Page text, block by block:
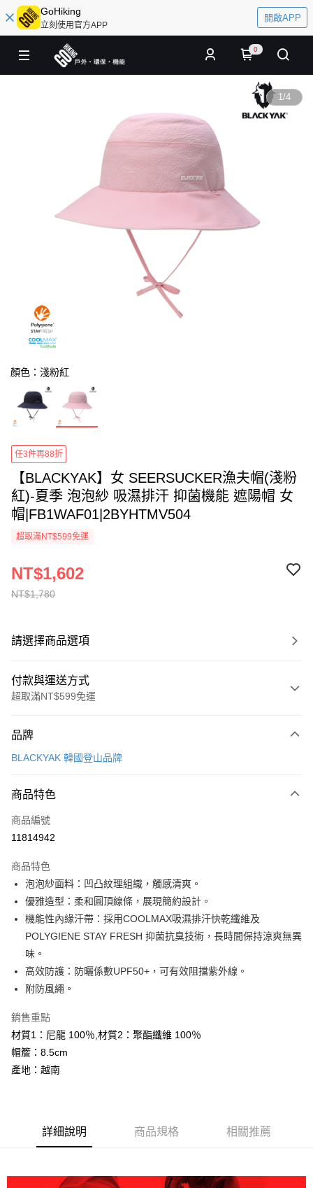
GoHiking
立刻使用官方APP
開啟APP
0
1/4
顏色：淺粉紅
任3件再88折
【BLACKYAK】女 SEERSUCKER漁夫帽(淺粉
紅)-夏季 泡泡紗 吸濕排汗 抑菌機能 遮陽帽 女
帽|FB1WAF01|2BYHTMV504
超取滿NT$599免運
NT$1,780
NT$1,602
請選擇商品選項
付款與運送方式
超取滿NT$599免運
信用卡一次付款
LINE Pay
Apple Pay
悠遊付
Google Pay
全盈+PAY
大哥付你分期
相關說明
【大哥付你分期使用說明】
1.本服務由台灣大哥大提供，台灣大哥大用戶可立即使用無須另外申請。
流程，驗證手機門號後，選擇欲分期的期數、繳款截止日，確認付款後即完
成交易。
3.實際核准額度、可分期數及費用金額請依後續交易確認頁面所載為準。
4.訂單成立30分鐘內，如未前往確認交易或遇審核未通過，訂單將自動取
消。如遇「轉專審核」未通過狀況，表示未達大哥付你分期系統評分，恕無
2.透過簡訊連結打開帳單後，可選擇「超商條碼／台灣大直營門市／銀行轉
帳／街口支付／iPASS MONEY」等通路繳費。
1.本服務係由「台灣大哥大股份有限公司」（以下簡稱本公司）所提供，讓
AFTEE先享後付
相關說明
AFTEE先享後付是「在收到商品之後才付款」的支付方式。 讓您購物簡單
便利好安心！
１．簡單：不需註冊會員、不需綁卡、不需儲值。
２．便利：只要手機號碼，簡訊認證，即可結帳。
１．於結帳方式選擇「AFTEE先享後付」後，將跳轉至「AFTEE先享後付」
結帳頁面，進行簡訊認證並確認金額後，即可完成結帳。
ATM／網路銀行／等多元方式進行付款，方視為交易完成。
ATM付款
運送方式
付款後全家取貨
萊爾富取貨付款
品牌
BLACKYAK 韓國登山品牌
商品特色
商品編號
11814942
商品特色
泡泡紗面料：凹凸紋理組織，觸感清爽。
優雅造型：柔和圓頂線條，展現簡約設計。
機能性內緣汗帶：採用COOLMAX吸濕排汗快乾纖維及
POLYGIENE STAY FRESH 抑菌抗臭技術，長時間保持涼爽無異
味。
高效防護：防曬係數UPF50+，可有效阻擋紫外線。
附防風繩。
銷售重點
材質1：尼龍 100％,材質2：聚酯纖維 100％
帽簷：8.5cm
產地：越南
詳細說明 商品規格 相關推薦